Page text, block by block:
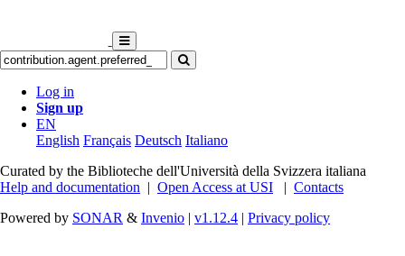
Log in
Sign up
EN
English Français Deutsch Italiano
Curated by the Biblioteche dell'Università della Svizzera italiana
Help and documentation | Open Access at USI | Contacts
Powered by SONAR & Invenio | v1.12.4 | Privacy policy